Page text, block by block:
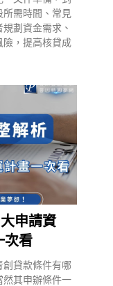
需時間、常見
劃資金需求、
險，提高核貸成
申請資
次看
貸款條件有哪
然其申辦條件一